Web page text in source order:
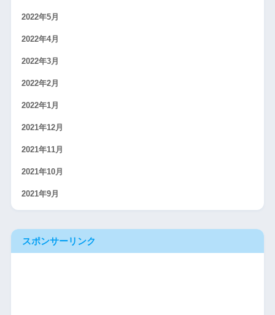
2022年5月
2022年4月
2022年3月
2022年2月
2022年1月
2021年12月
2021年11月
2021年10月
2021年9月
スポンサーリンク